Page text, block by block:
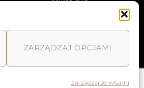
Zarządzaj serwisami
ZARZĄDZAJ OPCJAMI
OŚWIETLENIE